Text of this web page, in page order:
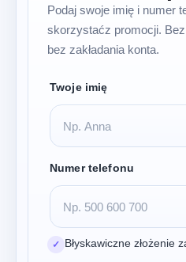
Podaj swoje imię i numer
skorzystaćz promocji.
bez zakładania konta.
Twoje imię
Numer telefonu
✓ Błyskawiczne złożenie